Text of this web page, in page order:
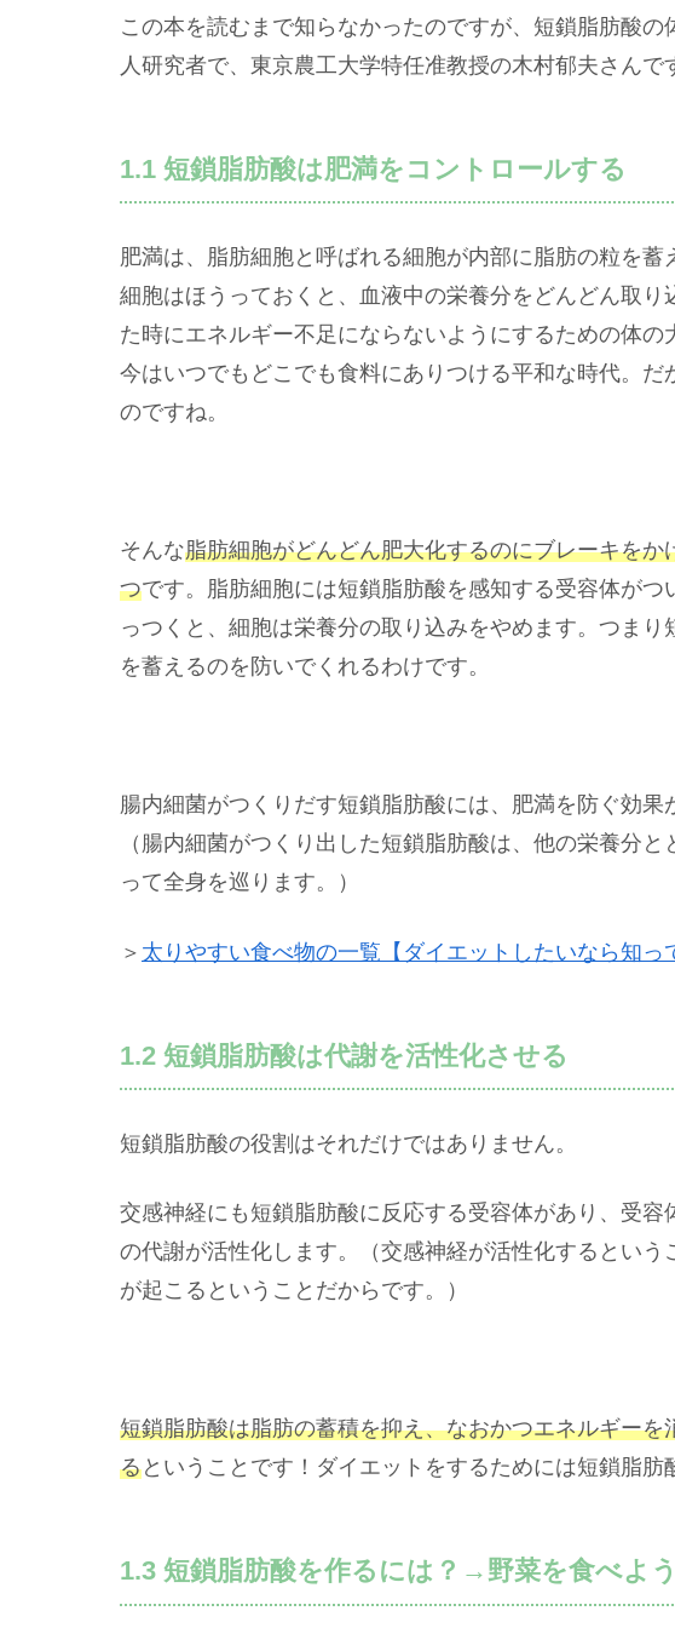
この本を読むまで知らなかったのですが、短鎖脂肪酸
人研究者で、東京農工大学特任准教授の木村郁夫さんで
1.1 短鎖脂肪酸は肥満をコントロールする
肥満は、脂肪細胞と呼ばれる細胞が内部に脂肪の粒を
細胞はほうっておくと、血液中の栄養分をどんどん取り
た時にエネルギー不足にならないようにするための体
今はいつでもどこでも食料にありつける平和な時代。
のですね。
そんな脂肪細胞がどんどん肥大化するのにブレーキを
つです。脂肪細胞には短鎖脂肪酸を感知する受容体がつ
っつくと、細胞は栄養分の取り込みをやめます。つま
を蓄えるのを防いでくれるわけです。
腸内細菌がつくりだす短鎖脂肪酸には、肥満を防ぐ効果
（腸内細菌がつくり出した短鎖脂肪酸は、他の栄養分
って全身を巡ります。）
＞ 太りやすい食べ物の一覧【ダイエットしたいなら知っ
1.2 短鎖脂肪酸は代謝を活性化させる
短鎖脂肪酸の役割はそれだけではありません。
交感神経にも短鎖脂肪酸に反応する受容体があり、受
の代謝が活性化します。（交感神経が活性化するとい
が起こるということだからです。）
短鎖脂肪酸は脂肪の蓄積を抑え、なおかつエネルギー
るということです！ダイエットをするためには短鎖脂肪
1.3 短鎖脂肪酸を作るには？→野菜を食べよう